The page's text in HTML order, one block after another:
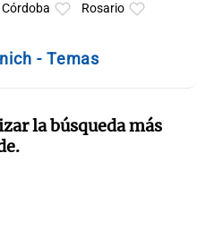
Córdoba Rosario
- Temas
la búsqueda más